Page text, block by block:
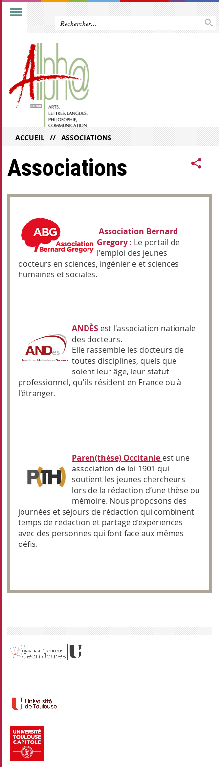
ACCUEIL ASSOCIATIONS
Associations
Association Bernard
Gregory : Le portail de
l'emploi des jeunes
docteurs en sciences, ingénierie et sciences
humaines et sociales.
ANDÈS est l'association nationale
des docteurs.
Elle rassemble les docteurs de
toutes disciplines, quels que
soient leur âge, leur statut
professionnel, qu'ils résident en France ou à
l'étranger.
Paren(thèse) Occitanie est une
association de loi 1901 qui
soutient les jeunes chercheurs
lors de la rédaction d’une thèse ou
mémoire. Nous proposons des
journées et séjours de rédaction qui combinent
temps de rédaction et partage d’expériences
avec des personnes qui font face aux mêmes
défis.